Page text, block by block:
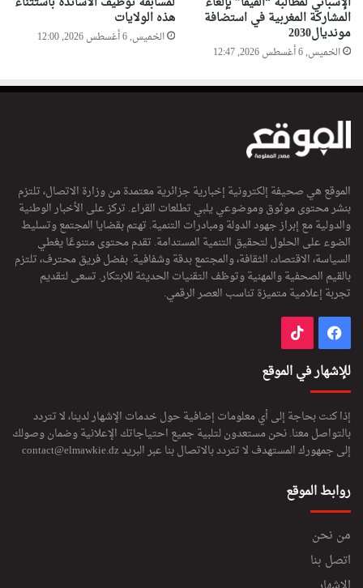
المشاركة المغربية في استضافة
مونديال2030
الخميس, 6 أغسطس 2026, 12:47
هذه الولايات
الخميس, 6 أغسطس 2026, 12:00
الموقع هي صحيفة إلكترونية إخبارية جزائرية معتمدة من وزارة الاتصال، تلتزم
بنشر محتوى موثوق وموضوعي يلبي تطلعات القراء. تركز على الأخبار الوطنية
والدولية مع إبراز جهود الدولة ومبادرات التنمية. تهتم بقضايا المجتمع وتسليط
الضوء على الحلول لتحقيق التنمية المستدامة. تقدم محتوى متنوعًا يغطي
السياسة، الاقتصاد، الثقافة، والمجتمع بدقة وشفافية. بفضل فريق محترف، تلتزم
بالقيم الصحفية والمهنية وتوظف التقنيات الحديثة للابتكار. تسعى لتقديم
تجربة إعلامية متميزة تناسب العصر الرقمي.
فيسبوك
للإشهار في الموقع
إذا كنت بحاجة إلى أي معلومات إضافية حول خدمات الإشهار لدينا، لا تتردد
بالتواصل معنا. نحن مستعدون لتلبية جميع احتياجاتك الإعلانية وضمان وصولك
إلى جمهورك المستهدف لا تتردد بالاتصال بنا عبر البريدcontact@elmawkie.dz
روابط الموقع
من نحن
اتصل بنا